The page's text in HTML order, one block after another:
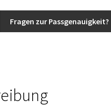
300GD
Menge
Fragen zur Passgenauigkeit?